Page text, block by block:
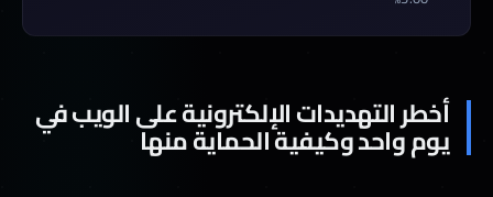
9. Trojan-Ransom.Win32.Blocker.mvxa – نسبة الانتشار:
3.33%
أخطر التهديدات الإلكترونية على الويب في
يوم واحد وكيفية الحماية منها